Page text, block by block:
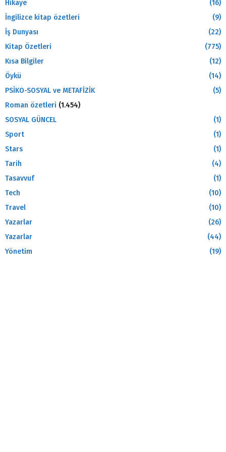
Hikaye
(16)
İngilizce kitap özetleri
(9)
İş Dunyası
(22)
Kitap Özetleri
(775)
Kısa Bilgiler
(12)
Öykü
(14)
PSİKO-SOSYAL ve METAFİZİK
(5)
Roman özetleri (1.454)
SOSYAL GÜNCEL
(1)
Sport
(1)
Stars
(1)
Tarih
(4)
Tasavvuf
(1)
Tech
(10)
Travel
(10)
Yazarlar
(26)
Yazarlar
(44)
Yönetim
(19)